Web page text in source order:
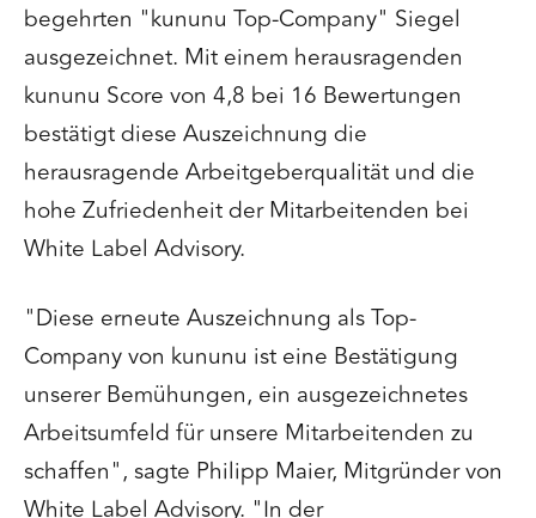
begehrten "kununu Top-Company" Siegel
ausgezeichnet. Mit einem herausragenden
kununu Score von 4,8 bei 16 Bewertungen
bestätigt diese Auszeichnung die
herausragende Arbeitgeberqualität und die
hohe Zufriedenheit der Mitarbeitenden bei
White Label Advisory.
"Diese erneute Auszeichnung als Top-
Company von kununu ist eine Bestätigung
unserer Bemühungen, ein ausgezeichnetes
Arbeitsumfeld für unsere Mitarbeitenden zu
schaffen", sagte Philipp Maier, Mitgründer von
White Label Advisory. "In der